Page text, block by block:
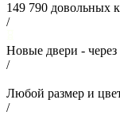
149 790 довольных
/
Новые двери - через
/
Любой размер и
/